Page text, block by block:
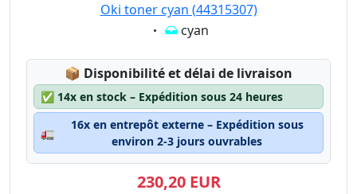
Oki toner cyan (44315307)
Eigenschaft:
cyan
📦 Lagerstatus:
Disponibilité et délai de livraison
✅ 14x en stock – Expédition sous 24 heures
🚛
16x en entrepôt externe – Expédition sous
environ 2-3 jours ouvrables
230,20 EUR